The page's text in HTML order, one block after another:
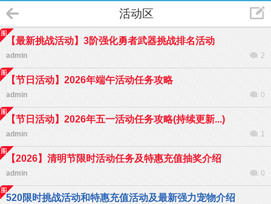
活动区
【最新挑战活动】3阶强化勇者武器挑战排名活动
admin 2
【节日活动】2026年端午活动任务攻略
admin 0
【节日活动】2026年五一活动任务攻略(持续更新...)
admin 1
【2026】清明节限时活动任务及特惠充值抽奖介绍
admin 0
520限时挑战活动和特惠充值活动及最新强力宠物介绍